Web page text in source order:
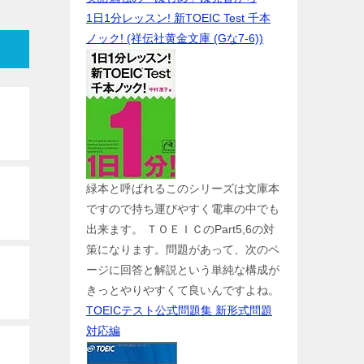
1日1分レッスン! 新TOEIC Test 千本
ノック! (祥伝社黄金文庫 (Gな7-6))
緑本と呼ばれるこのシリーズは文庫本
ですので持ち運びやすく電車の中でも
出来ます。 ＴＯＥＩＣのPart5,6の対
策になります。問題があって、次のペ
ージに回答と解説という単純な構成が
きっとやりやすくて良いんですよね。
TOEICテスト公式問題集 新形式問題
対応編